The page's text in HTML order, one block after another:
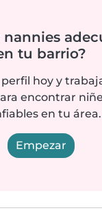
nannies
tu barrio?
hoy y
encontrar
en tu área.
Empezar